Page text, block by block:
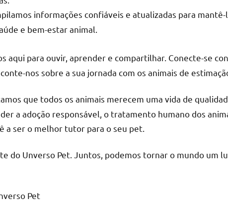
informações confiáveis e atualizadas para
e bem-estar animal.
aqui para ouvir, aprender e compartilhar. Conecte-se
nos sobre a sua jornada com os animais de
que todos os animais merecem uma vida de
a adoção responsável, o tratamento humano dos
a ser o melhor tutor para o seu pet.
do Unverso Pet. Juntos, podemos tornar o mundo um
Pet